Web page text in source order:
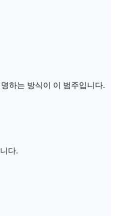
하는 방식이 이 범주입니다.
다.